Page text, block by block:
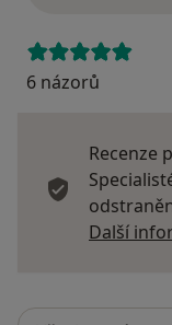
6 názorů
Recenze
Další